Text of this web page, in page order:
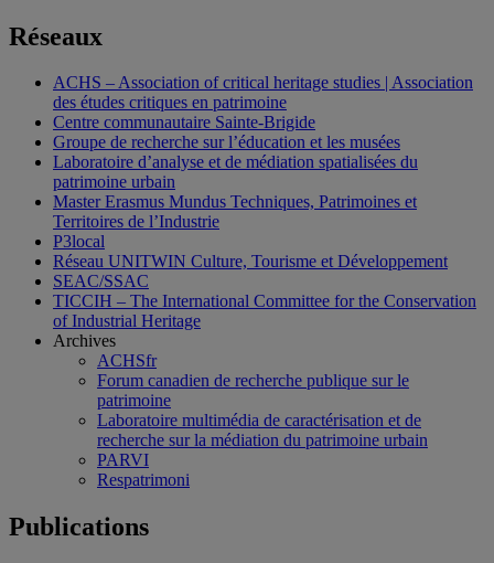
Réseaux
ACHS – Association of critical heritage studies | Association
des études critiques en patrimoine
Centre communautaire Sainte-Brigide
Groupe de recherche sur l’éducation et les musées
Laboratoire d’analyse et de médiation spatialisées du
patrimoine urbain
Master Erasmus Mundus Techniques, Patrimoines et
Territoires de l’Industrie
P3local
Réseau UNITWIN Culture, Tourisme et Développement
SEAC/SSAC
TICCIH – The International Committee for the Conservation
of Industrial Heritage
Archives
ACHSfr
Forum canadien de recherche publique sur le
patrimoine
Laboratoire multimédia de caractérisation et de
recherche sur la médiation du patrimoine urbain
PARVI
Respatrimoni
Publications